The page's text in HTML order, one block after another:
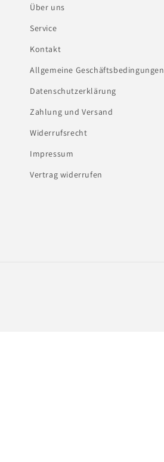
Über uns
Service
Kontakt
Allgemeine Geschäftsbedingungen
Datenschutzerklärung
Zahlung und Versand
Widerrufsrecht
Impressum
Vertrag widerrufen